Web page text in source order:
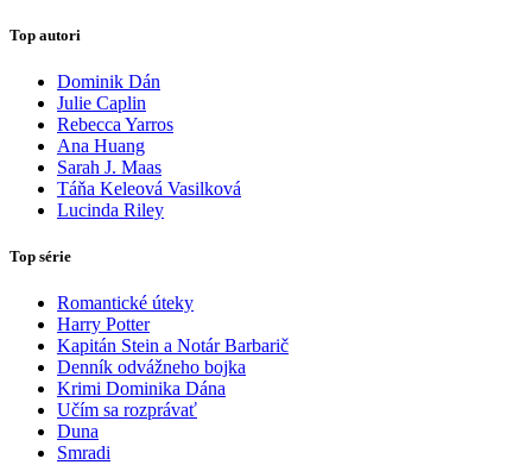
Top autori
Dominik Dán
Julie Caplin
Rebecca Yarros
Ana Huang
Sarah J. Maas
Táňa Keleová Vasilková
Lucinda Riley
Top série
Romantické úteky
Harry Potter
Kapitán Stein a Notár Barbarič
Denník odvážneho bojka
Krimi Dominika Dána
Učím sa rozprávať
Duna
Smradi